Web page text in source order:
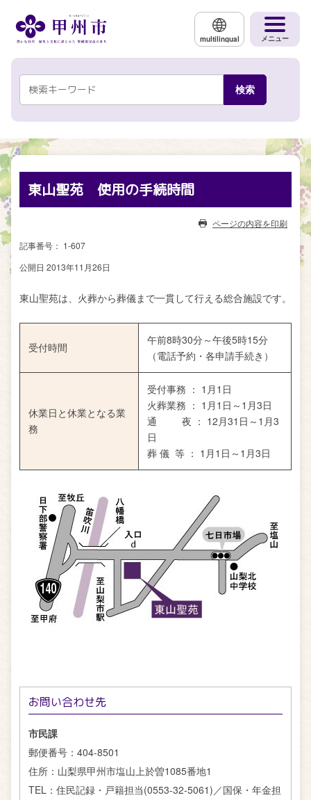
multilingual メニュー
東山聖苑 使用の手続時間
ページの内容を印刷
記事番号： 1-607
公開日 2013年11月26日
東山聖苑は、火葬から葬儀まで一貫して行える総合施設です。
受付時間
午前8時30分～午後5時15分
（電話予約・各申請手続き）
休業日と休業となる業
務
受付事務 ： 1月1日
火葬業務 ： 1月1日～1月3日
通 夜 ： 12月31日～1月3
日
葬 儀 等 ： 1月1日～1月3日
お問い合わせ先
市民課
郵便番号： 404-8501
住所： 山梨県甲州市塩山上於曽1085番地1
TEL： 住民記録・戸籍担当(0553-32-5061)／国保・年金担